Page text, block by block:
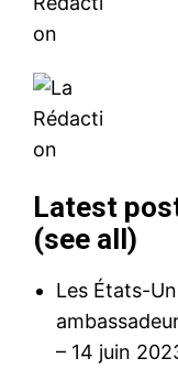
Latest
(see all)
Les États-
– 14 juin